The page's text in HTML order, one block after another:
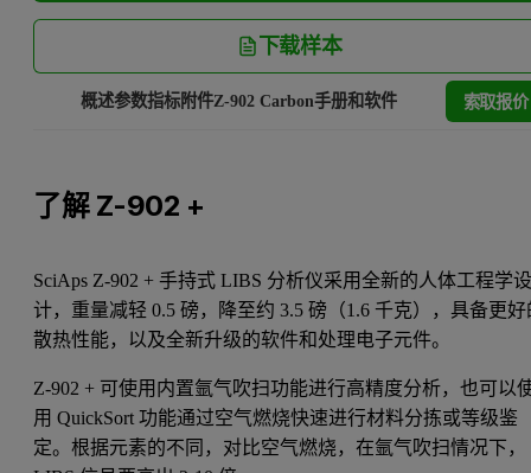
下载样本
概述参数指标附件Z-902 Carbon手册和软件 索取报价
了解 Z-902 +
SciAps Z-902 + 手持式 LIBS 分析仪采用全新的人体工程学
计，重量减轻 0.5 磅，降至约 3.5 磅（1.6 千克），具备更好
散热性能，以及全新升级的软件和处理电子元件。
Z-902 + 可使用内置氩气吹扫功能进行高精度分析，也可以
用 QuickSort 功能通过空气燃烧快速进行材料分拣或等级鉴
定。根据元素的不同，对比空气燃烧，在氩气吹扫情况下，